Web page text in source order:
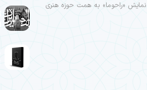
نمایش «راحوما» به همت حوزه هنری